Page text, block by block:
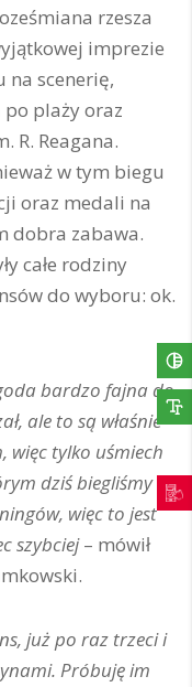
rzesza
imprezie
na scenerię,
po plaży oraz
R. Reagana.
w tym biegu
oraz medali na
dobra zabawa.
całe rodziny
do wyboru: ok.
bardzo fajna do
ale to są właśnie
więc tylko uśmiech
dziś biegliśmy to
więc to jest
szybciej– mówił
już po raz trzeci i
Próbuję im